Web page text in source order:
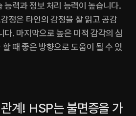
능력과 정보 처리 능력이 높습니다.
정은 타인의 감정을 잘 읽고 공감
다. 마지막으로 높은 미적 감각의 심
때 좋은 방향으로 도움이 될 수 있
계! HSP는 불면증을 가